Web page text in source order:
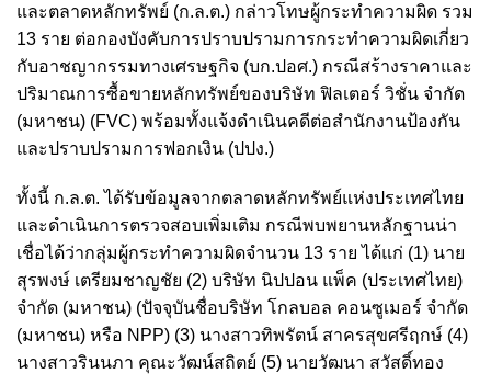
และตลาดหลักทรัพย์ (ก.ล.ต.) กล่าวโทษผู้กระทำความผิด รวม
13 ราย ต่อกองบังคับการปราบปรามการกระทำความผิดเกี่ยว
กับอาชญากรรมทางเศรษฐกิจ (บก.ปอศ.) กรณีสร้างราคาและ
ปริมาณการซื้อขายหลักทรัพย์ของบริษัท ฟิลเตอร์ วิชั่น จำกัด
(มหาชน) (FVC) พร้อมทั้งแจ้งดำเนินคดีต่อสำนักงานป้องกัน
และปราบปรามการฟอกเงิน (ปปง.)
ทั้งนี้ ก.ล.ต. ได้รับข้อมูลจากตลาดหลักทรัพย์แห่งประเทศไทย
และดำเนินการตรวจสอบเพิ่มเติม กรณีพบพยานหลักฐานน่า
เชื่อได้ว่ากลุ่มผู้กระทำความผิดจำนวน 13 ราย ได้แก่ (1) นาย
สุรพงษ์ เตรียมชาญชัย (2) บริษัท นิปปอน แพ็ค (ประเทศไทย)
จำกัด (มหาชน) (ปัจจุบันชื่อบริษัท โกลบอล คอนซูเมอร์ จำกัด
(มหาชน) หรือ NPP) (3) นางสาวทิพรัตน์ สาครสุขศรีฤกษ์ (4)
นางสาวรินนภา คุณะวัฒน์สถิตย์ (5) นายวัฒนา สวัสดิ์ทอง